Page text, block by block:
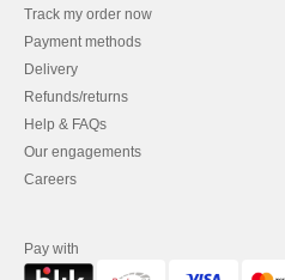
Track my order now
Payment methods
Delivery
Refunds/returns
Help & FAQs
Our engagements
Careers
Pay with